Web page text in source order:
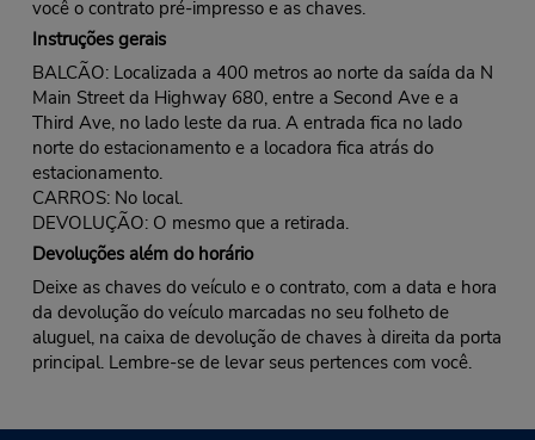
você o contrato pré-impresso e as chaves.
Instruções gerais
BALCÃO: Localizada a 400 metros ao norte da saída da N
Main Street da Highway 680, entre a Second Ave e a
Third Ave, no lado leste da rua. A entrada fica no lado
norte do estacionamento e a locadora fica atrás do
estacionamento.
CARROS: No local.
DEVOLUÇÃO: O mesmo que a retirada.
Devoluções além do horário
Deixe as chaves do veículo e o contrato, com a data e hora
da devolução do veículo marcadas no seu folheto de
aluguel, na caixa de devolução de chaves à direita da porta
principal. Lembre-se de levar seus pertences com você.